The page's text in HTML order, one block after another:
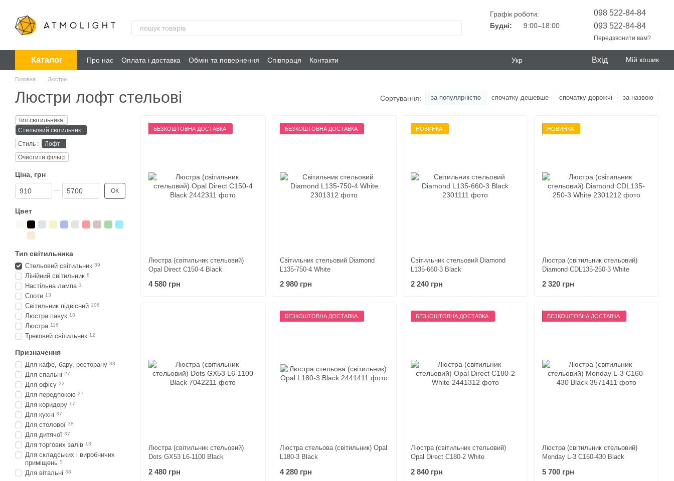
Графік роботи:
Будні:
9:00–18:00
098 522-84-84
093 522-84-84
Передзвонити вам?
Каталог Про нас Оплата і доставка Обмін та повернення Співпраця Контакти Укр Вхід Мій кошик
Головна Люстри
Люстри лофт стельові Сортування: за популярністю спочатку дешевше спочатку дорожчі за назвою
БЕЗКОШТОВНА ДОСТАВКА
Люстра (світильник стельовий)
Opal Direct C150-4 Black
4 580 грн
БЕЗКОШТОВНА ДОСТАВКА
Світильник стельовий Diamond
L135-750-4 White
2 980 грн
НОВИНКА
Світильник стельовий Diamond
L135-660-3 Black
2 240 грн
НОВИНКА
Люстра (світильник стельовий)
Diamond CDL135-250-3 White
2 320 грн
Люстра (світильник стельовий)
Dots GX53 L6-1100 Black
2 480 грн
БЕЗКОШТОВНА ДОСТАВКА
Люстра стельова (світильник) Opal
L180-3 Black
4 280 грн
БЕЗКОШТОВНА ДОСТАВКА
Люстра (світильник стельовий)
Opal Direct C180-2 White
2 840 грн
БЕЗКОШТОВНА ДОСТАВКА
Люстра (світильник стельовий)
Monday L-3 C160-430 Black
5 700 грн
Тип світильника:
Стельовий світильник
Стиль :
Лофт
Очистити фільтр
Ціна, грн
Від Ціна, грн
До Ціна, грн ОК
Цвет
Тип світильника
Стельовий світильник 39
Лінійний світильник 8
Настільна лампа 1
Споти 13
Світильник підвісний 106
Люстра павук 18
Люстра 116
Трековий світильник 12
Призначення
Для кафе, бару, ресторану 38
Для спальні 27
Для офісу 22
Для передпокою 27
Для коридору 17
Для кухні 37
Для столової 38
Для дитячої 37
Для торгових залів 13
Для складських і виробничих
приміщень 5
Для вітальні 38